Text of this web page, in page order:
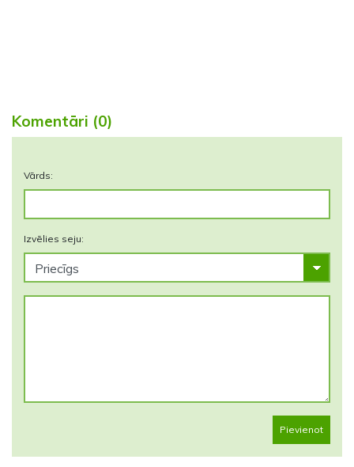
Komentāri (0)
Vārds:
Izvēlies seju:
Pievienot